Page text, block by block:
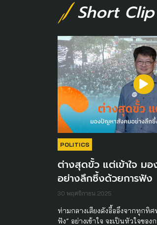
Short Clip
POLITICS
ต่างสุดขั้ว แต่เข้าใจ ม
อย่างลึกซึ้งด้วยการฟัง
30 พฤศจิกายน 2025
ท่ามกลางเสียงดังอื้ออึงจากทุกทิ
ฟัง” อย่างเข้าใจ จะเป็นหัวใจขอ